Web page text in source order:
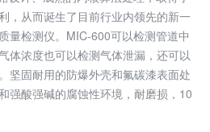
，从而诞生了目前行业内领先的新一
量检测仪。MIC-600可以检测管道中
体浓度也可以检测气体泄漏，还可以
坚固耐用的防爆外壳和氟碳漆表面处
强酸强碱的腐蚀性环境，耐磨损，10